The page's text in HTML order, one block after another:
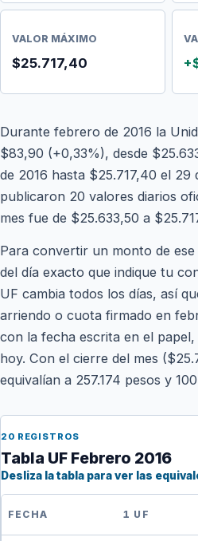
VALOR MÁXIMO
$25.717,40
Durante febrero de 2016 la
$83,90 (+0,33%), desde
de 2016 hasta $25.717,40 el 29
publicaron 20 valores diarios
mes fue de $25.633,50 a
Para convertir un monto de
del día exacto que indique tu
UF cambia todos los días, así
arriendo o cuota firmado en
con la fecha escrita en el
hoy. Con el cierre del mes
equivalían a 257.174 pesos y
20 REGISTROS
Tabla UF Febrero 2016
Desliza la tabla para ver las
FECHA 1 UF